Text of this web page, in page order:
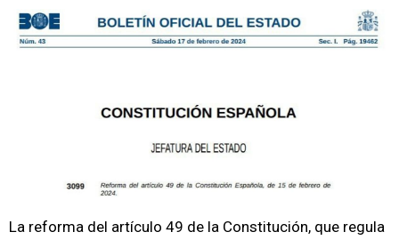
La reforma del artículo 49 de la Constitución, que regula